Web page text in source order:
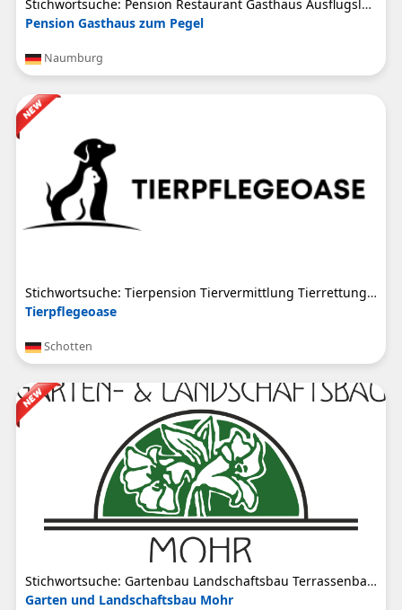
Stichwortsuche: Pension Restaurant Gasthaus Ausflugslokal Frühstück Biergarten Einzelzimmer ...
Pension Gasthaus zum Pegel
Naumburg
Stichwortsuche: Tierpension Tiervermittlung Tierrettung Tierbetreuung Tiersitter Haustier Tierpflege ...
Tierpflegeoase
Schotten
Stichwortsuche: Gartenbau Landschaftsbau Terrassenbau Rollrasen Gartenpflege Poolpflege Zaunbau ...
Garten und Landschaftsbau Mohr